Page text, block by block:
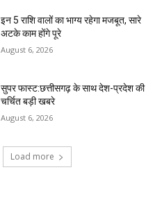
इन 5 राशि वालों का भाग्य रहेगा मजबूत, सारे
अटके काम होंगे पूरे
August 6, 2026
सुपर फास्ट:छत्तीसगढ़ के साथ देश-प्रदेश की
चर्चित बड़ी खबरे
August 6, 2026
Load more